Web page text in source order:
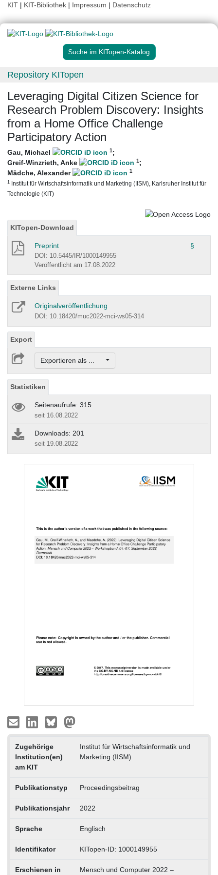
KIT | KIT-Bibliothek | Impressum | Datenschutz
Suche im KITopen-Katalog
Repository KITopen
Leveraging Digital Citizen Science for
Research Problem Discovery: Insights
from a Home Office Challenge
Participatory Action
Gau, Michael 1;
Greif-Winzrieth, Anke
1;
Mädche, Alexander
1
1 Institut für Wirtschaftsinformatik und Marketing (IISM), Karlsruher Institut für
Technologie (KIT)
KITopen-Download
Preprint §
DOI: 10.5445/IR/1000149955
Veröffentlicht am 17.08.2022
Externe Links
Originalveröffentlichung
DOI: 10.18420/muc2022-mci-ws05-314
Export
Exportieren als ...
Statistiken
Seitenaufrufe: 315
seit 16.08.2022
Downloads: 201
seit 19.08.2022
Zugehörige
Institution(en)
am KIT
Institut für Wirtschaftsinformatik und
Marketing (IISM)
Publikationstyp Proceedingsbeitrag
Publikationsjahr 2022
Sprache Englisch
Identifikator KITopen-ID: 1000149955
Erschienen in Mensch und Computer 2022 –